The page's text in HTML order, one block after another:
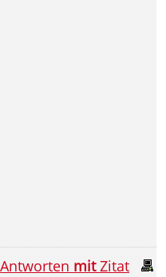
Antworten mitZitat